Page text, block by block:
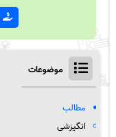
موضوعات
مطالب
انگیزشی